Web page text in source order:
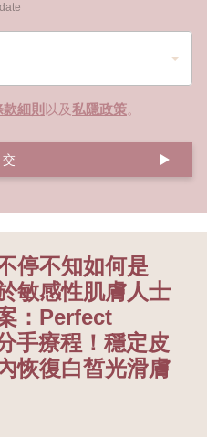
細則 以及私隱政策。
停不知如何是
敏感性肌膚人士
：Perfect
手療程！穩定皮
恢復白皙光滑膚